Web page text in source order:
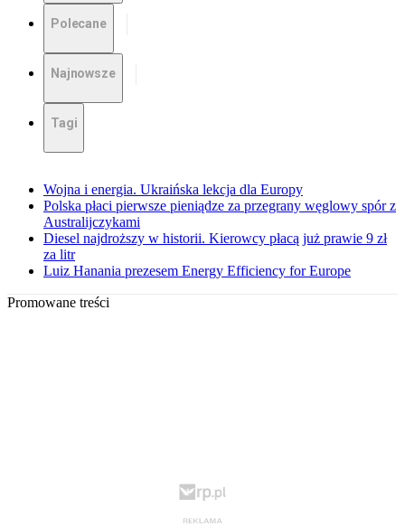
Polecane
Najnowsze
Tagi
Wojna i energia. Ukraińska lekcja dla Europy
Polska płaci pierwsze pieniądze za przegrany węglowy spór z
Australijczykami
Diesel najdroższy w historii. Kierowcy płacą już prawie 9 zł
za litr
Luiz Hanania prezesem Energy Efficiency for Europe
Promowane treści